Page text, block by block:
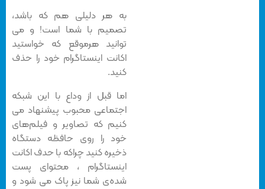
به هر دلیلی هم که باشد،
تصمیم با شما است! و می
توانید هرموقع که خواستید
اکانت اینستاگرام خود را حذف
کنید.
اما قبل از وداع با این شبکه
اجتماعی محبوب پیشنهاد می
کنیم که تصاویر و فیلم‌های
خود را روی حافظه دستگاه
ذخیره کنید چراکه با حدف اکانت
اینستاگرام ، محتوای پست
شده‌ی شما نیز پاک می شود و